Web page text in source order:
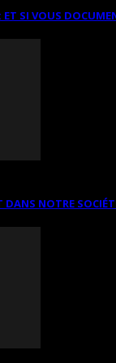
ET SI VOUS
DANS NOTRE